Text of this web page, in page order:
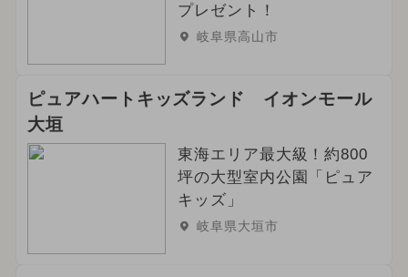
プレゼント！
岐阜県高山市
ピュアハートキッズランド イオンモール
大垣
東海エリア最大級！約800
坪の大型室内公園「ピュア
キッズ」
岐阜県大垣市